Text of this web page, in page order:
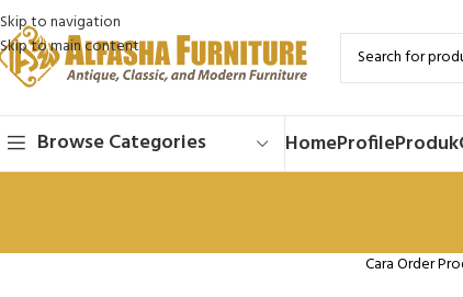
Skip to navigation
Skip to main content
Browse Categories HomeProfileProduk
Cara Order